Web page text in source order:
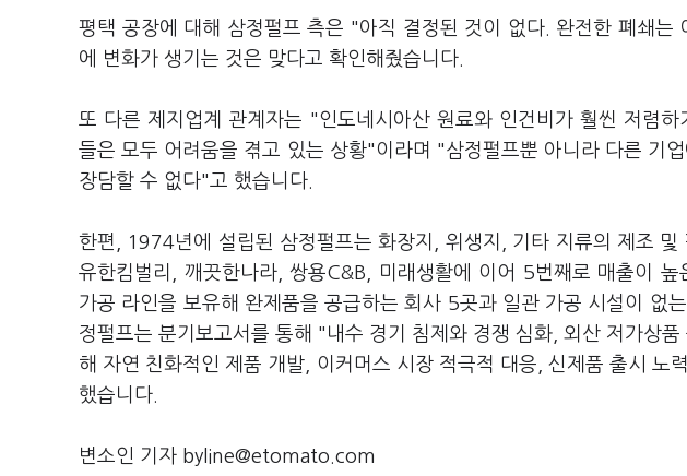
평택 공장에 대해 삼정펄프 측은 "아직 결정된 것이 없다. 완전한 폐쇄는
에 변화가 생기는 것은 맞다고 확인해줬습니다.
또 다른 제지업계 관계자는 "인도네시아산 원료와 인건비가 훨씬 저렴하
들은 모두 어려움을 겪고 있는 상황"이라며 "삼정펄프뿐 아니라 다른 기
장담할 수 없다"고 했습니다.
한편, 1974년에 설립된 삼정펄프는 화장지, 위생지, 기타 지류의 제조 및
유한킴벌리, 깨끗한나라, 쌍용C&B, 미래생활에 이어 5번째로 매출이
가공 라인을 보유해 완제품을 공급하는 회사 5곳과 일관 가공 시설이 없
정펄프는 분기보고서를 통해 "내수 경기 침제와 경쟁 심화, 외산 저가상
해 자연 친화적인 제품 개발, 이커머스 시장 적극적 대응, 신제품 출시 노
했습니다.
변소인 기자 byline@etomato.com